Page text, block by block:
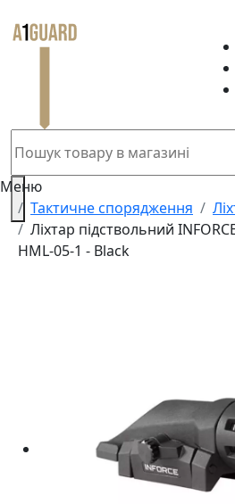
Меню
Тактичне спорядження
Ліхтар підствольний
HML-05-1 - Black